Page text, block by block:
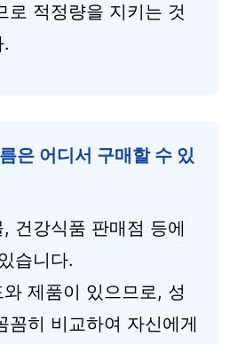
로 적정량을 지키는 것
은 어디서 구매할 수 있
건강식품 판매점 등에
습니다.
제품이 있으므로, 성
꼼히 비교하여 자신에게